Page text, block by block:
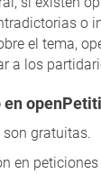
o
el tema,
a los
en
son gratuitas.
en